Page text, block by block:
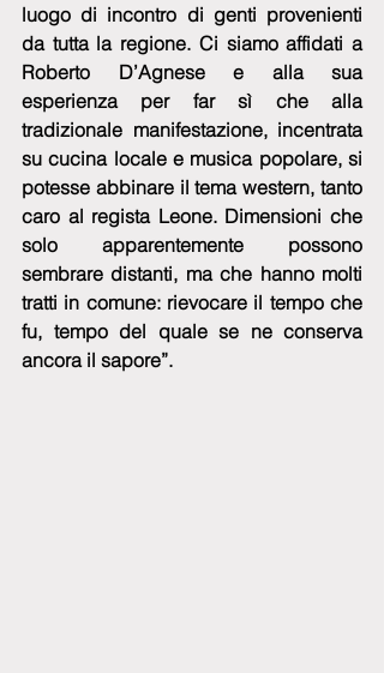
luogo di incontro di genti provenienti
da tutta la regione. Ci siamo affidati a
Roberto D’Agnese e alla sua
esperienza per far sì che alla
tradizionale manifestazione, incentrata
su cucina locale e musica popolare, si
potesse abbinare il tema western, tanto
caro al regista Leone. Dimensioni che
solo apparentemente possono
sembrare distanti, ma che hanno molti
tratti in comune: rievocare il tempo che
fu, tempo del quale se ne conserva
ancora il sapore”.